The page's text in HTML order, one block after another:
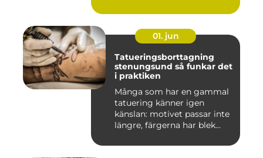
01. jun
Tatueringsborttagning
stenungsund så funkar det
i praktiken
Många som har en gammal
tatuering känner igen
känslan: motivet passar inte
längre, färgerna har blek...